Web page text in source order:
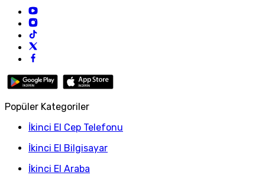
Popüler Kategoriler
İkinci El Cep Telefonu
İkinci El Bilgisayar
İkinci El Araba